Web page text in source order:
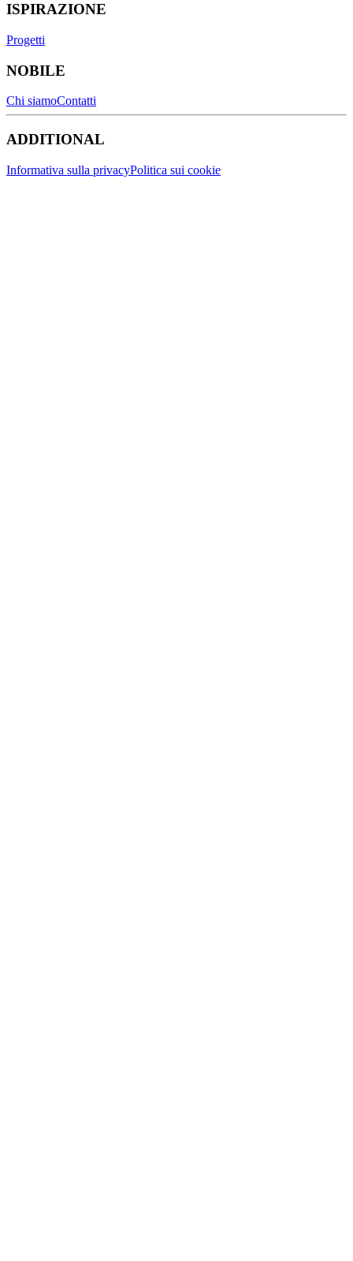
ISPIRAZIONE
Progetti
NOBILE
Chi siamoContatti
ADDITIONAL
Informativa sulla privacyPolitica sui cookie